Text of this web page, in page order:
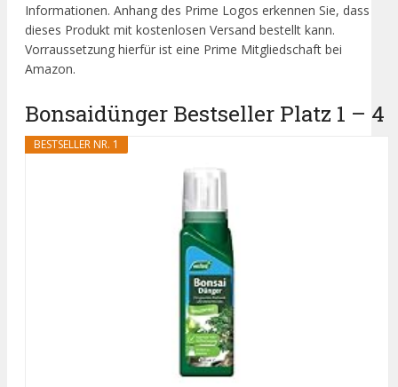
Informationen. Anhang des Prime Logos erkennen Sie, dass
dieses Produkt mit kostenlosen Versand bestellt kann.
Vorraussetzung hierfür ist eine Prime Mitgliedschaft bei
Amazon.
Bonsaidünger Bestseller Platz 1 – 4
BESTSELLER NR. 1